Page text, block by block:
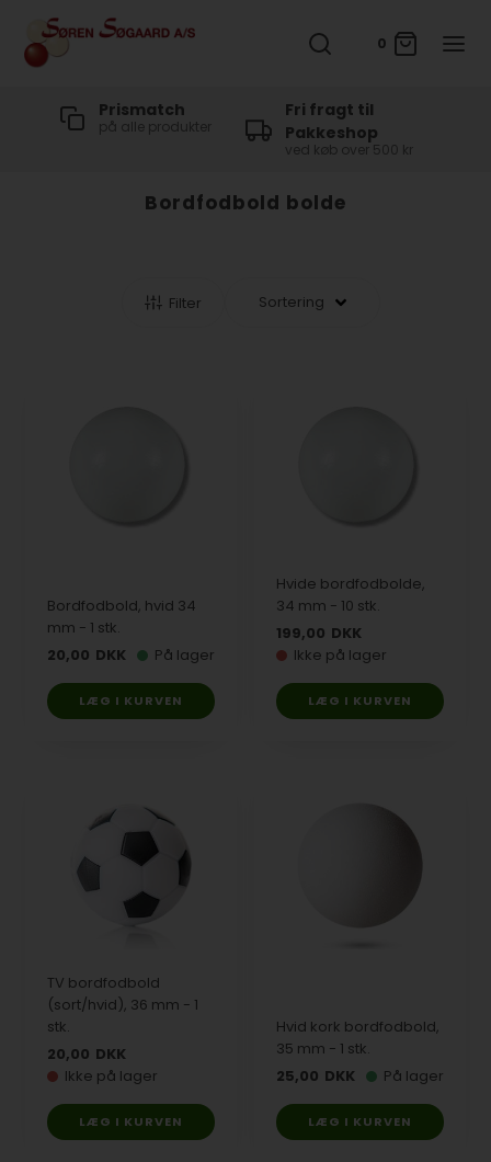
0
Prismatch
på alle produkter
Fri fragt til
Pakkeshop
ved køb over 500 kr
Bordfodbold bolde
Filter
Bordfodbold, hvid 34
mm - 1 stk.
20,00 DKK På lager
Hvide bordfodbolde,
34 mm - 10 stk.
199,00 DKK
Ikke på lager
TV bordfodbold
(sort/hvid), 36 mm - 1
stk.
20,00 DKK
Ikke på lager
Hvid kork bordfodbold,
35 mm - 1 stk.
25,00 DKK På lager